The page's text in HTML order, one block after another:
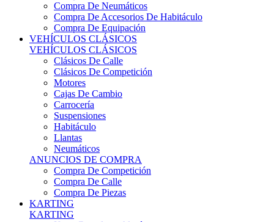
Compra De Equipación
VEHÍCULOS CLÁSICOS
VEHÍCULOS CLÁSICOS
Clásicos De Calle
Clásicos De Competición
Motores
Cajas De Cambio
Carrocería
Suspensiones
Habitáculo
Llantas
Neumáticos
ANUNCIOS DE COMPRA
Compra De Competición
Compra De Calle
Compra De Piezas
KARTING
KARTING
Karts Completos Alevín